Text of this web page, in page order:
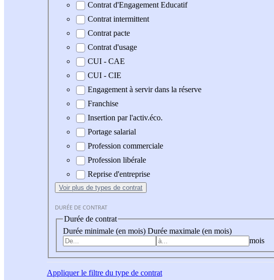
Contrat d'Engagement Educatif
Contrat intermittent
Contrat pacte
Contrat d'usage
CUI - CAE
CUI - CIE
Engagement à servir dans la réserve
Franchise
Insertion par l'activ.éco.
Portage salarial
Profession commerciale
Profession libérale
Reprise d'entreprise
Voir plus de types de contrat
DURÉE DE CONTRAT
Durée de contrat
Durée minimale (en mois) Durée maximale (en mois)
mois
Appliquerle filtre du type de contrat